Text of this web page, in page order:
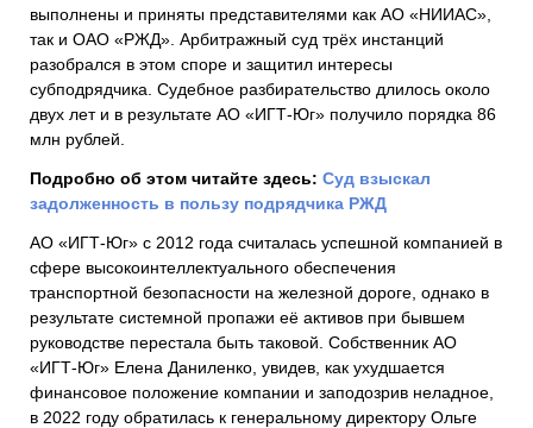
выполнены и приняты представителями как АО «НИИАС»,
так и ОАО «РЖД». Арбитражный суд трёх инстанций
разобрался в этом споре и защитил интересы
субподрядчика. Судебное разбирательство длилось около
двух лет и в результате АО «ИГТ-Юг» получило порядка 86
млн рублей.
Подробно об этом читайте здесь: Суд взыскал
задолженность в пользу подрядчика РЖД
АО «ИГТ-Юг» с 2012 года считалась успешной компанией в
сфере высокоинтеллектуального обеспечения
транспортной безопасности на железной дороге, однако в
результате системной пропажи её активов при бывшем
руководстве перестала быть таковой. Собственник АО
«ИГТ-Юг» Елена Даниленко, увидев, как ухудшается
финансовое положение компании и заподозрив неладное,
в 2022 году обратилась к генеральному директору Ольге